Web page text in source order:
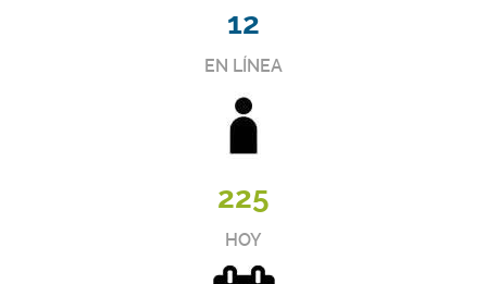
12
EN LÍNEA
225
HOY